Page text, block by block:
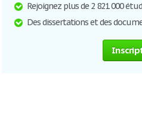
Rejoignez plus de 2 821 000
Des dissertations et des